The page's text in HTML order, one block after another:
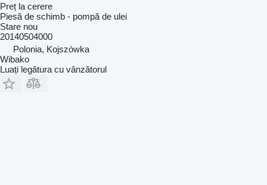
Preț la cerere
Piesă de schimb - pompă de ulei
Stare nou
20140504000
Polonia, Kojszówka
Wibako
Luați legătura cu vânzătorul